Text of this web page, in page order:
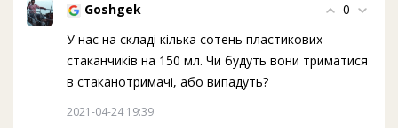
Goshgek
0
У нас на складі кілька сотень пластикових
стаканчиків на 150 мл. Чи будуть вони триматися
в стаканотримачі, або випадуть?
2021-04-24 19:39